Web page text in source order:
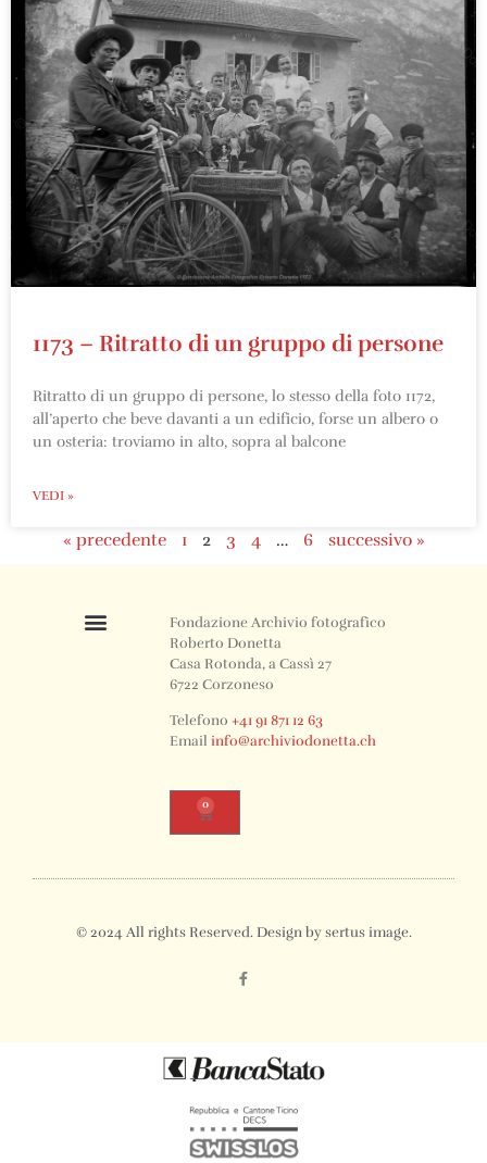
1173 – Ritratto di un gruppo di persone
Ritratto di un gruppo di persone, lo stesso della foto 1172,
all’aperto che beve davanti a un edificio, forse un albero o
un osteria: troviamo in alto, sopra al balcone
VEDI »
« precedente 1 2 3 4 … 6 successivo »
Fondazione Archivio fotografico
Roberto Donetta
Casa Rotonda, a Cassì 27
6722 Corzoneso
Telefono+41 91 871 12 63
Emailinfo@archiviodonetta.ch
0
© 2024 All rights Reserved. Design by sertus image.